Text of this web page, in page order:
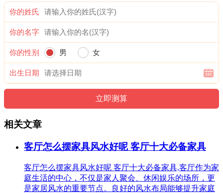
你的姓氏
你的名字
你的性别 男 女
出生日期
相关文章
客厅怎么摆家具风水好呢 客厅十大必备家具
客厅怎么摆家具风水好呢 客厅十大必备家具,客厅作为家
庭生活的中心，不仅是家人聚会、休闲娱乐的场所，更
是家居风水的重要节点。良好的风水布局能够提升家庭